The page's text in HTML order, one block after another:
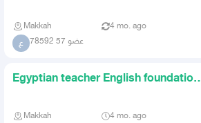
Makkah 4 mo. ago
ع عضو 57 78592
Egyptian teacher English foundation
Makkah 4 mo. ago